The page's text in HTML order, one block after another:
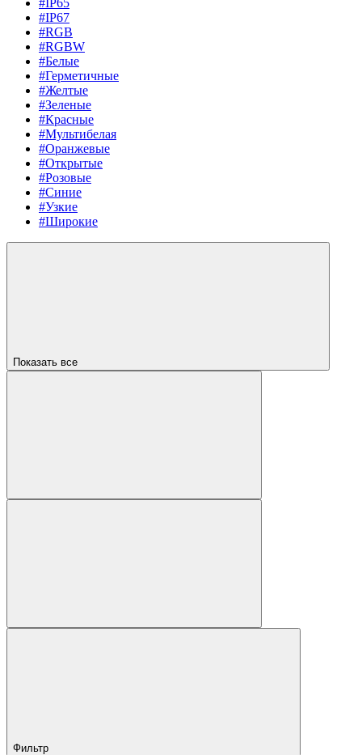
#IP67
#RGB
#RGBW
#Белые
#Герметичные
#Желтые
#Зеленые
#Красные
#Мультибелая
#Оранжевые
#Открытые
#Розовые
#Синие
#Узкие
#Широкие
Показать все
Фильтр